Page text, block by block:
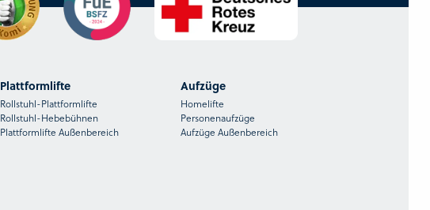
Plattformlifte
Rollstuhl-Plattformlifte
Rollstuhl-Hebebühnen
Plattformlifte Außenbereich
Aufzüge
Homelifte
Personenaufzüge
Aufzüge Außenbereich